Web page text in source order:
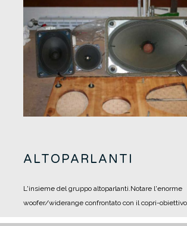
ALTOPARLANTI
L'insieme del gruppo altoparlanti. Notare l'enorme
woofer/widerange confrontato con il copri-obiettivo